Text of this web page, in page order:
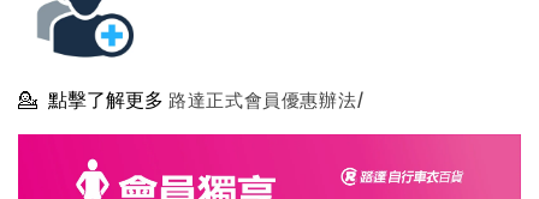
💁 點擊了解更多 路達正式會員優惠辦法/